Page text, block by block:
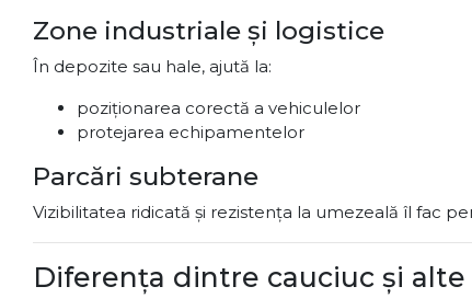
Zone industriale și logistice
În depozite sau hale, ajută la:
poziționarea corectă a vehiculelor
protejarea echipamentelor
Parcări subterane
Vizibilitatea ridicată și rezistența la umezeală îl fac
Diferența dintre cauciuc și